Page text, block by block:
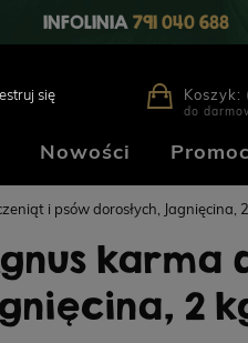
INFOLINIA 791 040 688
się Koszyk:
do
Nowości
i psów dorosłych, Jagnięcina,
karma
2